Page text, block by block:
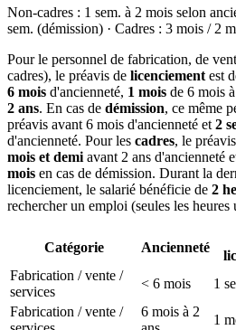
Non-cadres : 1 sem. à 2 mois selon
sem. (démission) · Cadres : 3 mois / 2
Pour le personnel de fabrication, de
cadres), le préavis de licenciement est
6 mois d'ancienneté, 1 mois de 6 mois
2 ans. En cas de démission, ce même
préavis avant 6 mois d'ancienneté et 2
d'ancienneté. Pour les cadres, le
mois et demi avant 2 ans d'ancienneté
mois en cas de démission. Durant la
licenciement, le salarié bénéficie de 2
rechercher un emploi (seules les heures
Catégorie Ancienneté
Fabrication / vente /
services
< 6 mois 1
Fabrication / vente /
6 mois à 2
1